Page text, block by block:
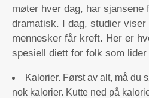
møter hver dag, har sjansene
dramatisk. I dag, studier
mennesker får kreft. Her er
spesiell diett for folk som
Kalorier. Først av alt, må du
nok kalorier. Kutte ned på